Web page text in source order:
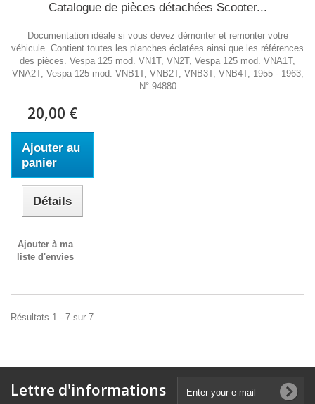
Catalogue de pièces détachées Scooter...
Documentation idéale si vous devez démonter et remonter votre
véhicule. Contient toutes les planches éclatées ainsi que les références
des pièces. Vespa 125 mod. VN1T, VN2T, Vespa 125 mod. VNA1T,
VNA2T, Vespa 125 mod. VNB1T, VNB2T, VNB3T, VNB4T, 1955 - 1963,
N° 94880
20,00 €
Ajouter au
panier
Détails
Ajouter à ma
liste d'envies
Résultats 1 - 7 sur 7.
Lettre d'informations